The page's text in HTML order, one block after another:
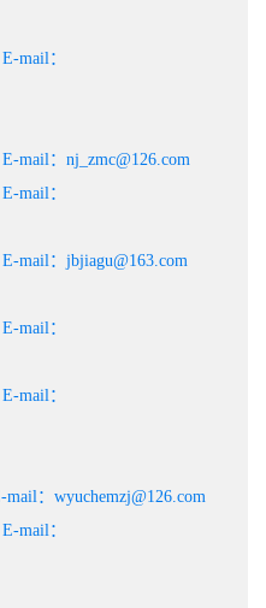
mail：
mail：nj_zmc@126.com
mail：
mail：jbjiagu@163.com
mail：
mail：
：wyuchemzj@126.com
mail：